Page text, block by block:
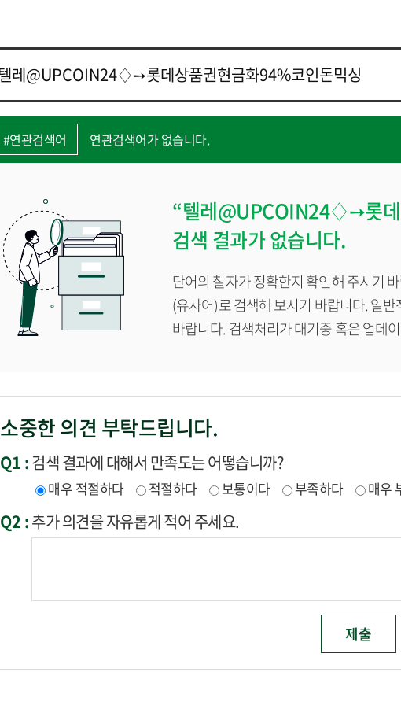
#연관검색어 연관검색어가 없습니다.
“텔레@UPCOIN24♢➙롯데
검색 결과가 없습니다.
단어의 철자가 정확한지 확인해 주시기
(유사어)로 검색해 보시기 바랍니다. 일
바랍니다. 검색처리가 대기중 혹은 업데
소중한 의견 부탁드립니다.
Q1 :검색 결과에 대해서 만족도는 어떻습니까?
매우 적절하다 적절하다 보통이다 부족하다 매우
Q2 :추가 의견을 자유롭게 적어 주세요.
제출